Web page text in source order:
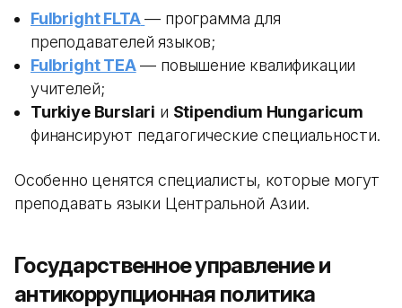
Fulbright FLTA — программа для
преподавателей языков;
Fulbright TEA— повышение квалификации
учителей;
Turkiye Burslari и Stipendium Hungaricum
финансируют педагогические специальности.
Особенно ценятся специалисты, которые могут
преподавать языки Центральной Азии.
Государственное управление и
антикоррупционная политика